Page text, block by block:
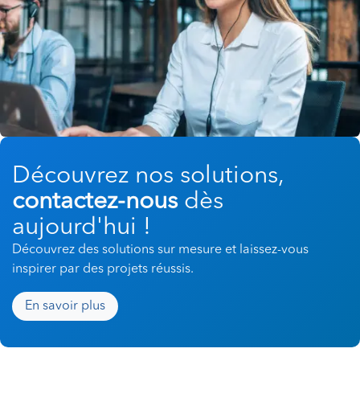
Découvrez nos solutions,
contactez-nousdès
aujourd'hui !
Découvrez des solutions sur mesure et laissez-vous
inspirer par des projets réussis.
En savoir plus